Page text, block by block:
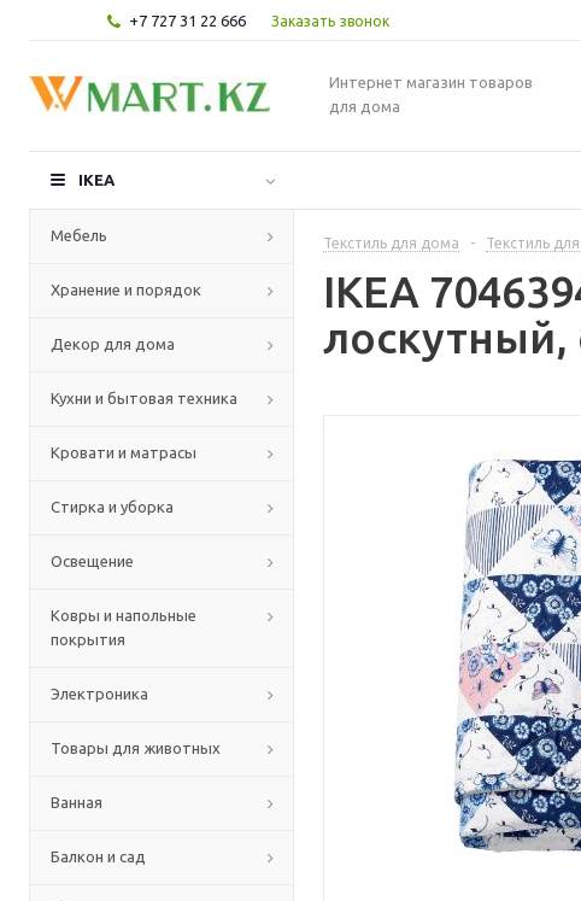
+7 727 31 22 666 Заказать звонок
Интернет магазин товаров
для дома
IKEA
Мебель
Хранение и порядок
Декор для дома
Кухни и бытовая техника
Кровати и матрасы
Стирка и уборка
Освещение
Ковры и напольные
покрытия
Электроника
Товары для животных
Ванная
Балкон и сад
Текстиль для дома - Текстиль
IKEA
лоскутный,